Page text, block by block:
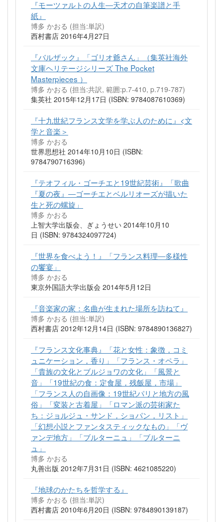
『モーツァルトの人生―天才の自筆楽譜と手
紙』
博多 かおる (担当:単訳)
西村書店 2016年4月27日
『バルザック』「ゴリオ爺さん」（集英社海外
文庫ヘリテージシリーズ The Pocket
Masterpieces ）
博多 かおる (担当:共訳, 範囲:p.7-410, p.719-787)
集英社 2015年12月17日 (ISBN: 9784087610369)
『十九世紀フランス文学を学ぶ人のために』<文
学と音楽＞
博多 かおる
世界思想社 2014年10月10日 (ISBN:
9784790716396)
『テオフィル・ゴーチエと19世紀芸術』「歌曲
『夏の夜』―ゴーチエとベルリオーズが描いた
生と死の螺旋」
博多 かおる
上智大学出版会、ぎょうせい 2014年10月10
日 (ISBN: 9784324097724)
『世界を食べよう！』「フランス料理―多様性
の饗宴」
博多 かおる
東京外国語大学出版会 2014年5月12日
『音楽家の家：名曲が生まれた場所を訪ねて』
博多 かおる (担当:単訳)
西村書店 2012年12月14日 (ISBN: 9784890136827)
『フランス文化事典』「花と女性：象徴，コミ
ュニケーション，香り」「フランス・オペラ」
「貴族の文化とブルジョワの文化」「風景と
音」「19世紀の食：定食屋，残飯屋，市場」
「フランス人の自画像：19世紀パリと地方の風
俗」「変装と古着屋」「ロマン派の芸術家た
ち：ジョルジュ・サンド，ショパン，リスト」
「幻想小説とファンタスティックなもの」「ヴ
ァンデ地方」「ブルターニュ」「ブルターニ
ュ」
博多 かおる
丸善出版 2012年7月31日 (ISBN: 4621085220)
『地球のかたちを哲学する』
博多 かおる (担当:単訳)
西村書店 2010年6月20日 (ISBN: 9784890139187)